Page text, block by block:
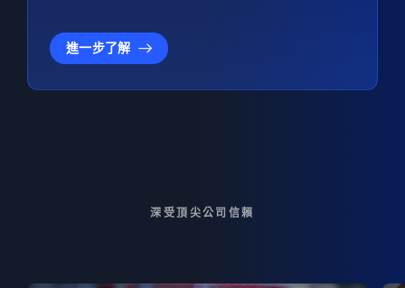
進一步了解
深受頂尖公司信賴